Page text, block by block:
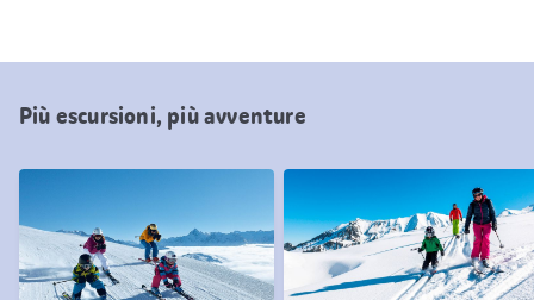
Più escursioni, più avventure